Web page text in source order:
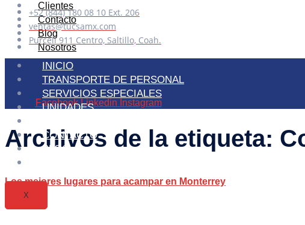
Clientes
Contacto
Blog
Nosotros
+52 (844) 180 08 10 Ext. 206
ventas@tucsamx.com
Purcell 911 Centro, Saltillo, Coah.
INICIO
TRANSPORTE DE PERSONAL
SERVICIOS ESPECIALES
UNIDADES
CONTACTO
BLOG
X
Facebook Linkedin Instagram
Archivos de la etiqueta:
Los mejores lugares para acampar en Monterrey